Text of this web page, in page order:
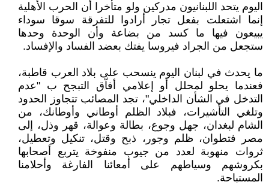
اليوم يتحد اللبنانيون مدركين ولو متأخرا أن الحرب الأهلية
إنما اشتعلت بفعل تجار أرادوا للتفرقة سوقا سوداء
يبيعون فيها ما كسد من بضاعة وأن الوحدة وحدها
ستجعل من الجراد فيروسا يفتك بعضد الفساد والإفساد.
ما يحدث في لبنان اليوم ينسحب على بلاد العرب قاطبة،
فعندما يحلو لمحلل أو إعلامي أفاّق التبجح ب "عدم
التدخل في الشأن الداخلي"، تجد المصائب تتجاوز الحدود
وتلغي التأشيرات، فبلاد الظلم أوطاني وأوطانك، من
الشام لبغدان، جهل وجوع، بطالة وعوالة، قهر وذل، إلى
مصر فتطوان، ظلم وجور، ذبح وقتل، تنكيل وتعطيل،
ثروات منهوبة لعدد من جيوب منفوخة يتربع أصحابها
بكروشهم وسياطهم على أمعائنا الفارغة وأحلامنا
المستباحة.